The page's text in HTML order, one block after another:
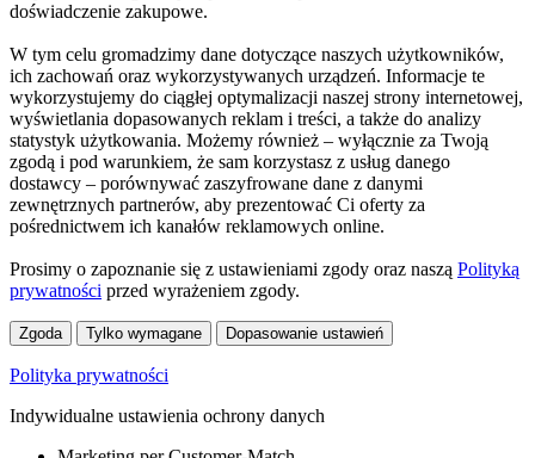
doświadczenie zakupowe.
W tym celu gromadzimy dane dotyczące naszych użytkowników,
ich zachowań oraz wykorzystywanych urządzeń. Informacje te
wykorzystujemy do ciągłej optymalizacji naszej strony internetowej,
wyświetlania dopasowanych reklam i treści, a także do analizy
statystyk użytkowania. Możemy również – wyłącznie za Twoją
zgodą i pod warunkiem, że sam korzystasz z usług danego
dostawcy – porównywać zaszyfrowane dane z danymi
zewnętrznych partnerów, aby prezentować Ci oferty za
pośrednictwem ich kanałów reklamowych online.
Prosimy o zapoznanie się z ustawieniami zgody oraz naszą Polityką
prywatności przed wyrażeniem zgody.
Zgoda Tylko wymagane Dopasowanie ustawień
Polityka prywatności
Indywidualne ustawienia ochrony danych